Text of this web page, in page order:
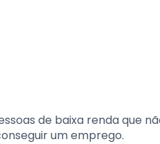
de baixa renda que
um emprego.